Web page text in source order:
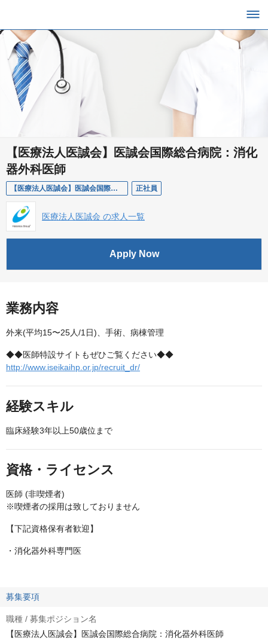
【医療法人医誠会】医誠会国際総合病院：消化
器外科医師
【医療法人医誠会】医誠会国際総合病院：消化器外科医師 正社員
医療法人医誠会 の求人一覧
Apply Now
業務内容
外来(平均15〜25人/1日)、手術、病棟管理
◆◆医師特設サイトもぜひご覧ください◆◆
http://www.iseikaihp.or.jp/recruit_dr/
経験スキル
臨床経験3年以上50歳位まで
資格・ライセンス
医師 (非喫煙者)
※喫煙者の採用は致しておりません
【下記資格保有者歓迎】
・消化器外科専門医
募集要項
職種 / 募集ポジション名
【医療法人医誠会】医誠会国際総合病院：消化器外科医師